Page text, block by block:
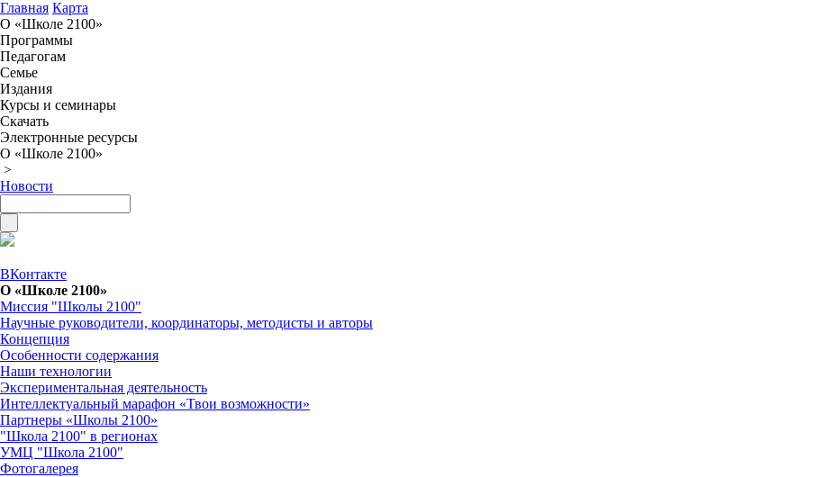
Главная Карта
О «Школе 2100»
Программы
Педагогам
Семье
Издания
Курсы и семинары
Скачать
Электронные ресурсы
О «Школе 2100»
>
Новости
ВКонтакте
О «Школе 2100»
Миссия "Школы 2100"
Научные руководители, координаторы, методисты и авторы
Концепция
Особенности содержания
Наши технологии
Экспериментальная деятельность
Интеллектуальный марафон «Твои возможности»
Партнеры «Школы 2100»
"Школа 2100" в регионах
УМЦ "Школа 2100"
Фотогалерея